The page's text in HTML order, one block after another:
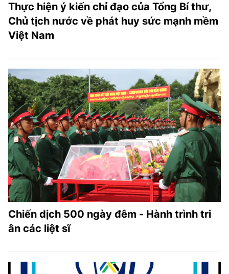
Thực hiện ý kiến chỉ đạo của Tổng Bí thư,
Chủ tịch nước về phát huy sức mạnh mềm
Việt Nam
Chiến dịch 500 ngày đêm - Hành trình tri
ân các liệt sĩ